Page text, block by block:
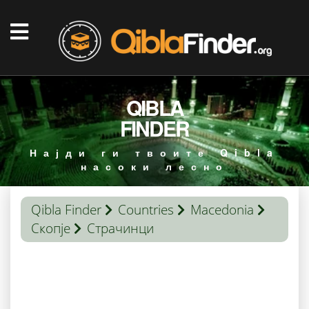
QIBLA
FINDER
Најди ги твоите Qibla
насоки лесно
Qibla Finder Countries
Macedonia
Скопје
Страчинци